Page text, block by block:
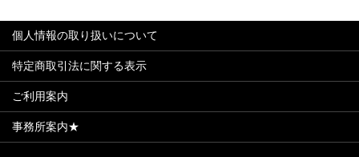
個人情報の取り扱いについて
特定商取引法に関する表示
ご利用案内
事務所案内★